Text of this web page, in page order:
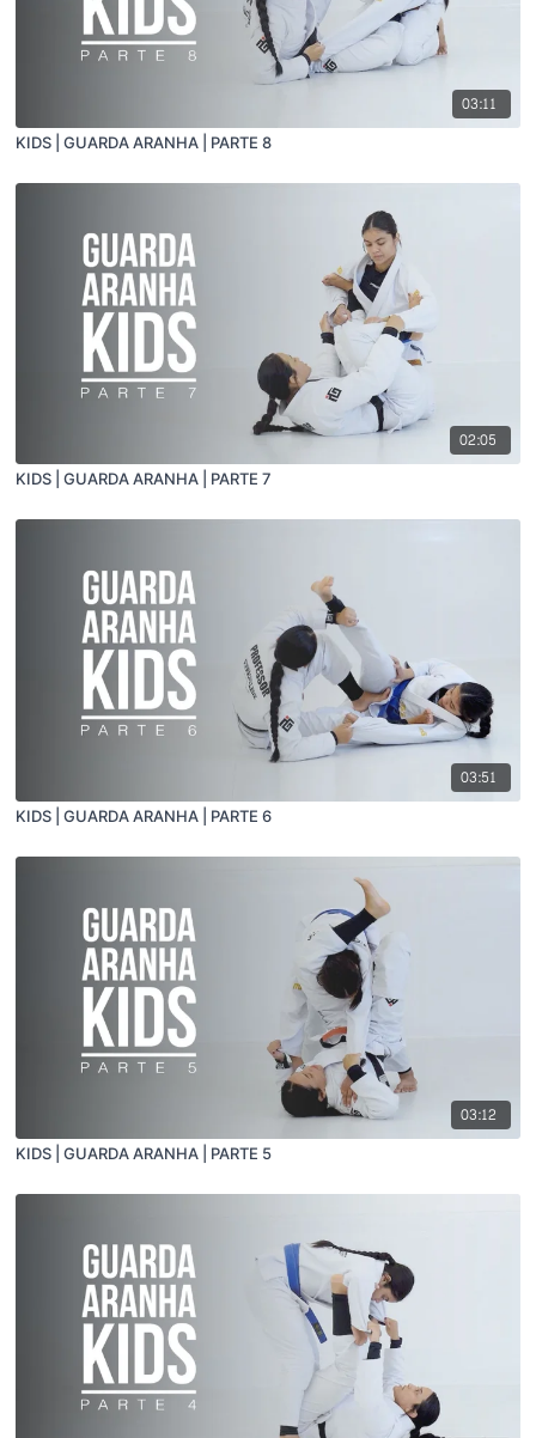
03:11
KIDS | GUARDA ARANHA | PARTE 8
02:05
KIDS | GUARDA ARANHA | PARTE 7
03:51
KIDS | GUARDA ARANHA | PARTE 6
03:12
KIDS | GUARDA ARANHA | PARTE 5